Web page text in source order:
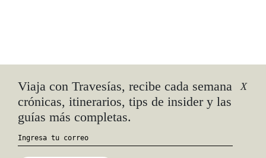
Viaja con Travesías, recibe cada semana
crónicas, itinerarios, tips de insider y las
guías más completas.
X